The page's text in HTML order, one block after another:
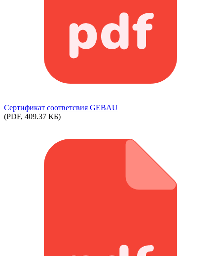
Сертификат соответсвия GEBAU
(PDF, 409.37 КБ)